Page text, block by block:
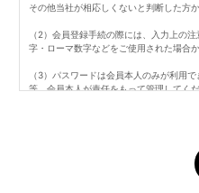
その他当社が相応しくないと判断した方
（2）会員登録手続の際には、入力上の
字・ローマ数字などをご使用された場合
（3）パスワードは会員本人のみが利用
等、会員本人が責任をもって管理してく
（5）退会は所定期間のマイページのロ